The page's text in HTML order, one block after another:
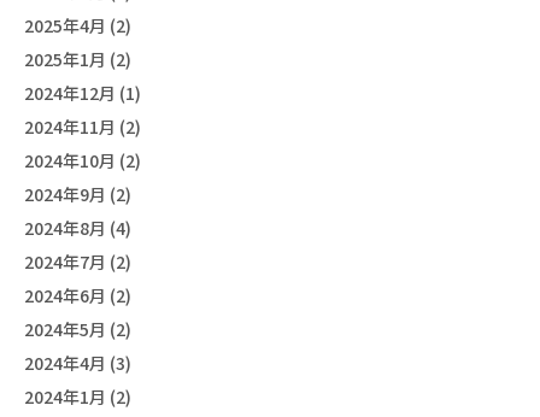
2025年4月 (2)
2025年1月 (2)
2024年12月 (1)
2024年11月 (2)
2024年10月 (2)
2024年9月 (2)
2024年8月 (4)
2024年7月 (2)
2024年6月 (2)
2024年5月 (2)
2024年4月 (3)
2024年1月 (2)